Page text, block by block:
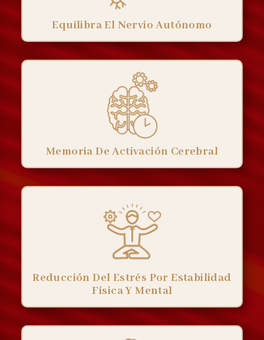
Equilibra El Nervio Autónomo
Memoria De Activación Cerebral
Reducción Del Estrés Por Estabilidad
Física Y Mental